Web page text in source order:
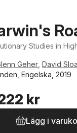
Studies in
Geher David
Engelska, 2019
kr
Lägg i